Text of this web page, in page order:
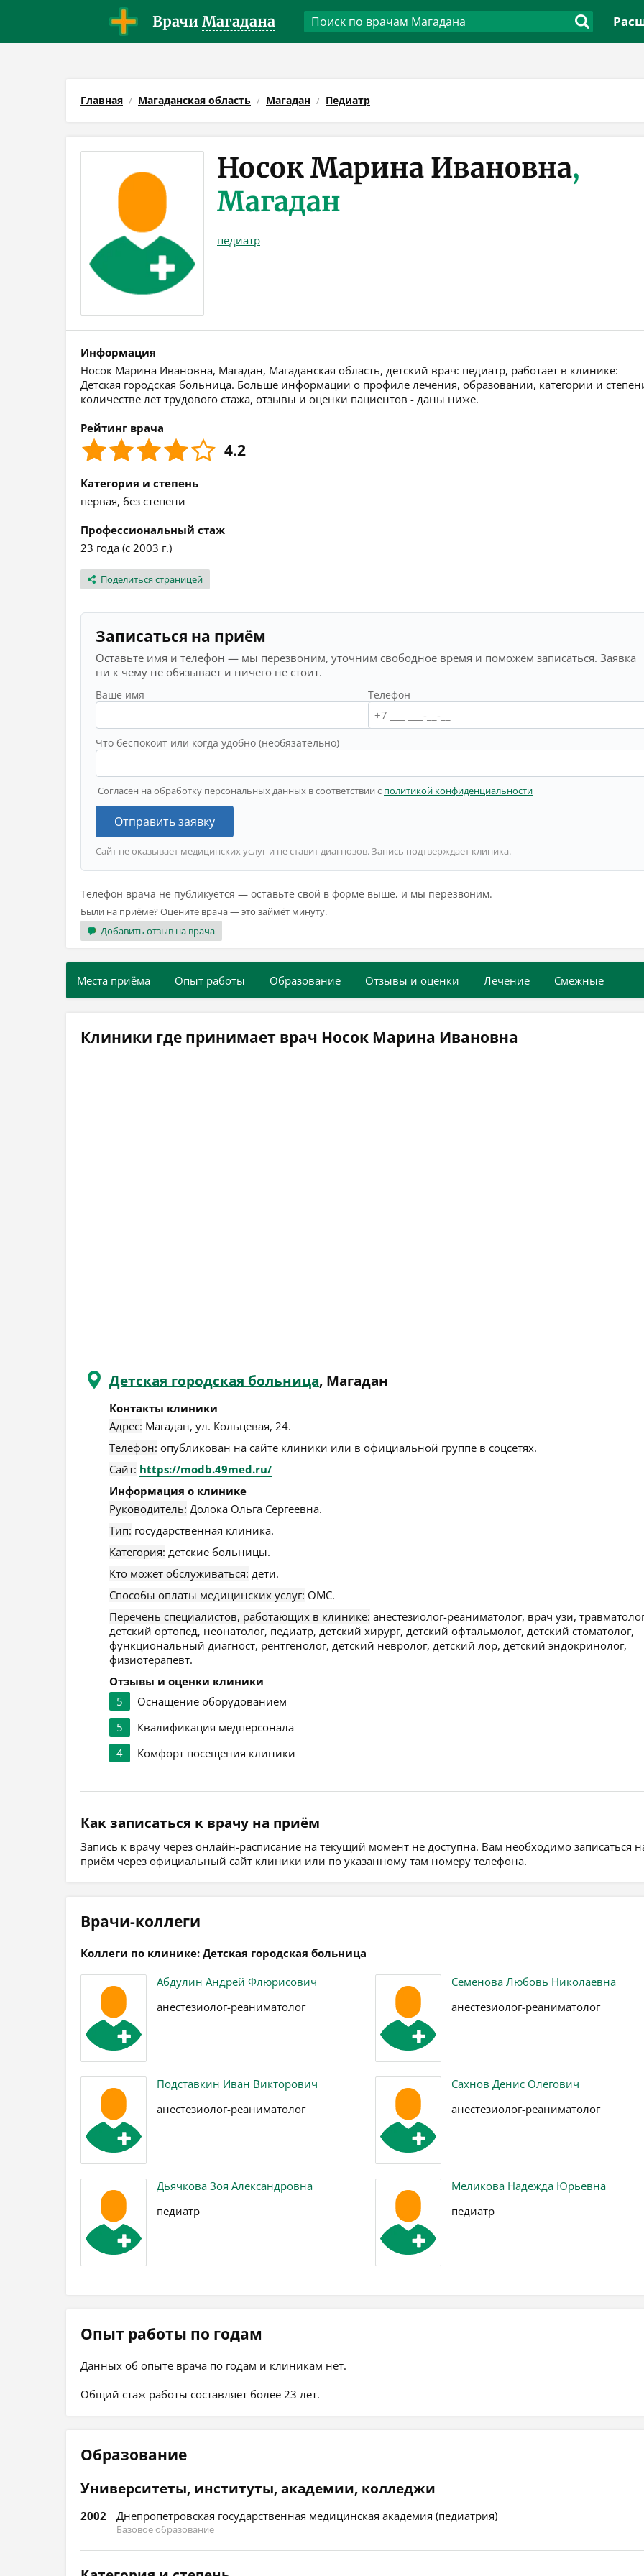
Врачи Магадана
Главная Магаданская область Магадан Педиатр
Носок Марина Ивановна,
Магадан
педиатр
Информация
Носок Марина Ивановна, Магадан, Магаданская область, детский врач: педиатр, работает в клинике:
Детская городская больница. Больше информации о профиле лечения, образовании, категории и
количестве лет трудового стажа, отзывы и оценки пациентов - даны ниже.
Рейтинг врача
4.2
Категория и степень
первая, без степени
Профессиональный стаж
23 года (с 2003 г.)
Поделиться страницей
Записаться на приём
Оставьте имя и телефон — мы перезвоним, уточним свободное время и поможем записаться. Заявка
ни к чему не обязывает и ничего не стоит.
Ваше имя Телефон
Что беспокоит или когда удобно (необязательно)
Согласен на обработку персональных данных в соответствии с политикой конфиденциальности
Отправить заявку
Сайт не оказывает медицинских услуг и не ставит диагнозов. Запись подтверждает клиника.
Телефон врача не публикуется — оставьте свой в форме выше, и мы перезвоним.
Были на приёме? Оцените врача — это займёт минуту.
Добавить отзыв на врача
Места приёма Опыт работы Образование Отзывы и оценки Лечение Смежные
Клиники где принимает врач Носок Марина Ивановна
Детская городская больница, Магадан
Контакты клиники
Адрес: Магадан, ул. Кольцевая, 24.
Телефон: опубликован на сайте клиники или в официальной группе в соцсетях.
Сайт: https://modb.49med.ru/
Информация о клинике
Руководитель: Долока Ольга Сергеевна.
Тип: государственная клиника.
Категория: детские больницы.
Кто может обслуживаться: дети.
Способы оплаты медицинских услуг: ОМС.
Перечень специалистов, работающих в клинике: анестезиолог-реаниматолог, врач узи,
детский ортопед, неонатолог, педиатр, детский хирург, детский офтальмолог, детский стоматолог,
функциональный диагност, рентгенолог, детский невролог, детский лор, детский эндокринолог,
физиотерапевт.
Отзывы и оценки клиники
5
Оснащение оборудованием
5
Квалификация медперсонала
4
Комфорт посещения клиники
Как записаться к врачу на приём
Запись к врачу через онлайн-расписание на текущий момент не доступна. Вам необходимо записаться
приём через официальный сайт клиники или по указанному там номеру телефона.
Врачи-коллеги
Коллеги по клинике: Детская городская больница
Абдулин Андрей Флюрисович
анестезиолог-реаниматолог
Семенова Любовь Николаевна
анестезиолог-реаниматолог
Подставкин Иван Викторович
анестезиолог-реаниматолог
Сахнов Денис Олегович
анестезиолог-реаниматолог
Дьячкова Зоя Александровна
педиатр
Меликова Надежда Юрьевна
педиатр
Опыт работы по годам
Данных об опыте врача по годам и клиникам нет.
Общий стаж работы составляет более 23 лет.
Образование
Университеты, институты, академии, колледжи
2002 Днепропетровская государственная медицинская академия (педиатрия)
Базовое образование